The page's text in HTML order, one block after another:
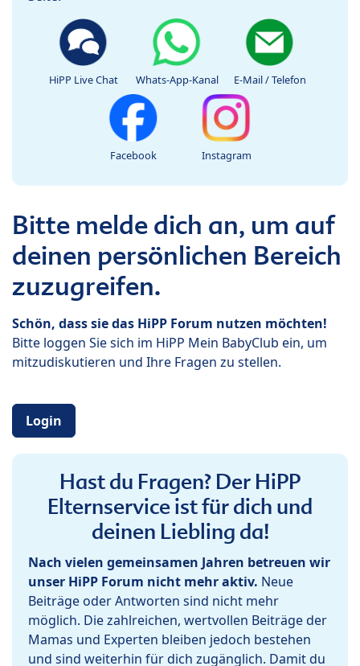
HiPP Live Chat Whats-App-Kanal E-Mail / Telefon
Facebook Instagram
Bitte melde dich an, um auf
deinen persönlichen Bereich
zuzugreifen.
Schön, dass sie das HiPP Forum nutzen möchten!
Bitte loggen Sie sich im HiPP Mein BabyClub ein, um
mitzudiskutieren und Ihre Fragen zu stellen.
Login
Hast du Fragen? Der HiPP
Elternservice ist für dich und
deinen Liebling da!
Nach vielen gemeinsamen Jahren betreuen wir
unser HiPP Forum nicht mehr aktiv. Neue
Beiträge oder Antworten sind nicht mehr
möglich. Die zahlreichen, wertvollen Beiträge der
Mamas und Experten bleiben jedoch bestehen
und sind weiterhin für dich zugänglich. Damit du